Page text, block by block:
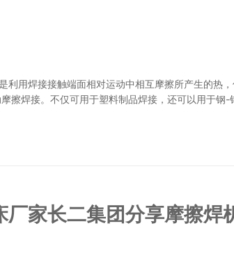
利用焊接接触端面相对运动中相互摩擦所产生的热
擦焊接。不仅可用于塑料制品焊接，还可以用于
厂家长二集团分享摩擦焊